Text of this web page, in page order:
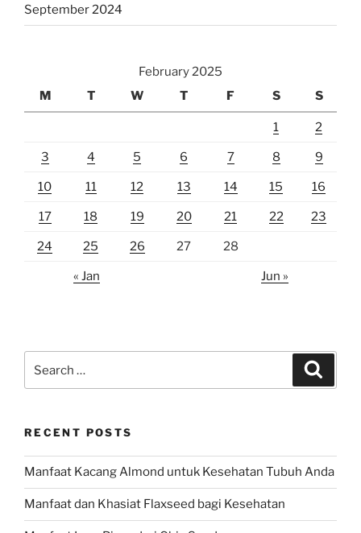
September 2024
February 2025
M
T W T F S S
1 2
3 4 5 6 7 8 9
10 11 12 13 14 15 16
17 18 19 20 21 22 23
24 25 26 27 28
« Jan Jun »
for:
RECENT POSTS
Manfaat Kacang Almond untuk Kesehatan Tubuh Anda
Manfaat dan Khasiat Flaxseed bagi Kesehatan